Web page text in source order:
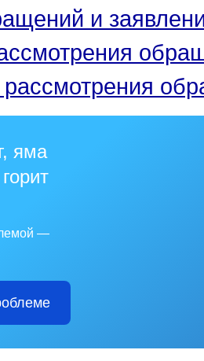
и
яма
—